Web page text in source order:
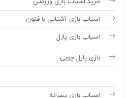
اسباب بازی آشنایی با فنون
اسباب بازی پازل
بازی پازل چوبی
اسباب بازی پسرانه